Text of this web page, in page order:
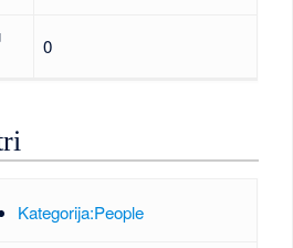
0
Kategorija:People